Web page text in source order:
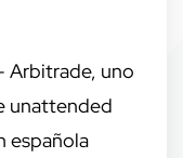
Arbitrade, uno
unattended
española